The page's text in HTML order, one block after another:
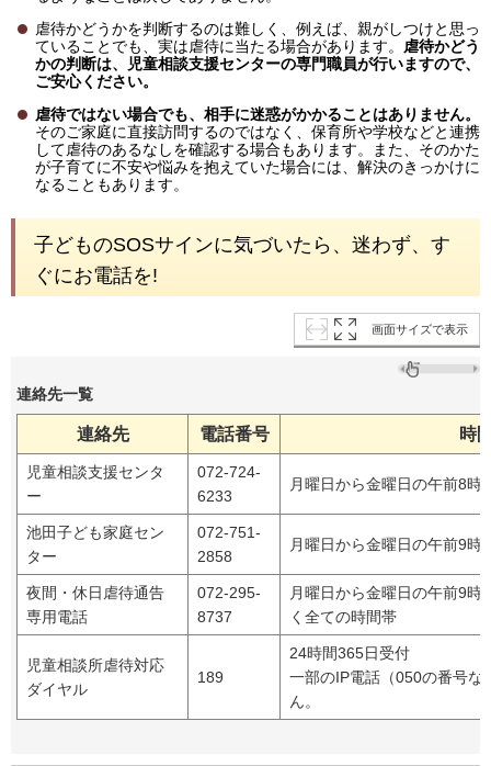
虐待かどうかを判断するのは難しく、例えば、親がしつけと思っ
ていることでも、実は虐待に当たる場合があります。
虐待かどう
かの判断は、児童相談支援センターの専門職員が行いますので、
ご安心ください。
虐待ではない場合でも、相手に迷惑がかかることはありません。
そのご家庭に直接訪問するのではなく、保育所や学校などと連携
して虐待のあるなしを確認する場合もあります。また、そのかた
が子育てに不安や悩みを抱えていた場合には、解決のきっかけに
なることもあります。
子どものSOSサインに気づいたら、迷わず、す
ぐにお電話を!
画面サイズで表示
連絡先一覧
連絡先 電話番号 時
児童相談支援センタ
ー
072-724-
6233
月曜日から金曜日の午前8時
池田子ども家庭セン
ター
072-751-
2858
月曜日から金曜日の午前9時
夜間・休日虐待通告
専用電話
072-295-
8737
月曜日から金曜日の午前9
く全ての時間帯
児童相談所虐待対応
ダイヤル
189
24時間365日受付
一部のIP電話（050の番号な
ん。